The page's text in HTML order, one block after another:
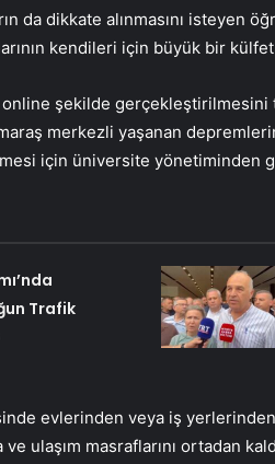
da dikkate alınmasını isteyen
kendileri için büyük bir
online şekilde
merkezli yaşanan
için üniversite yönetiminden
Trafik
evlerinden veya iş yerlerinden
ve ulaşım masraflarını ortadan